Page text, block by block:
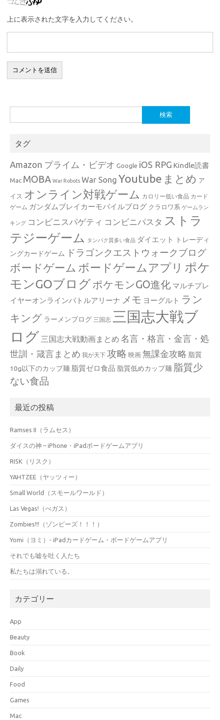
上に表示された文字を入力してください。
索:
タグ
Amazon プライム・ビデオ Google iOS RPG Kindle読書
Mac MOBA War Robots War Song Youtube まとめ ア
イス オンライン対戦ゲーム カロリー低い食品 カード
ゲーム ガンダムブレイカーモバイルブログ クラロワ系 ゲームラン
キング コンビニスパゲティ コンビニパスタ ストラ
テジーゲーム
タンパク質多い食品 ダイエット
トレーディ
ングカードゲーム
ドラゴンクエストウォークブログ
ボードゲーム ボードゲームアプリ ポケ
モンGOブログ ポケモンGO進化 マルチプレ
イヤーオンラインバトルアリーナ メモ ヨーグルト ラン
キング ラーメンブログ 三国志 三国志大戦ブ
ログ 三国志大戦動画まとめ 名言・格言・金言・処
世訓・箴言まとめ 我が天下 攻略 映画 無課金攻略 脂質
10g以下のカップ麺 脂質ゼロ食品 脂質低めカップ麺 脂質少
ない食品
最近の投稿
Ramses II（ラムセス）
ダイスの神 – iPhone・iPadボードゲームアプリ
RISK（リスク）
YAHTZEE（ヤッツィー）
Small World（スモールワールド）
Las Vegas!（べガス）
Zombies!!!（ゾンビーズ！！！）
Yomi（ヨミ）- iPadカードゲーム・ボードゲームアプリ
それでも嘘を吐く人たち
私たちは溺れている。
カテゴリー
App
Beauty
Book
Daily
Food
Games
Mac